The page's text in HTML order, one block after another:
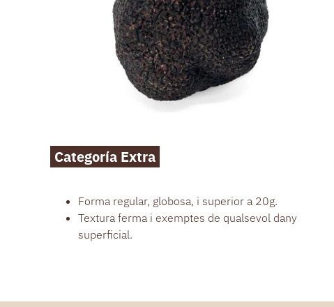
Categoría Extra
Forma regular, globosa, i superior a 20g.
Textura ferma i exemptes de qualsevol dany
superficial.